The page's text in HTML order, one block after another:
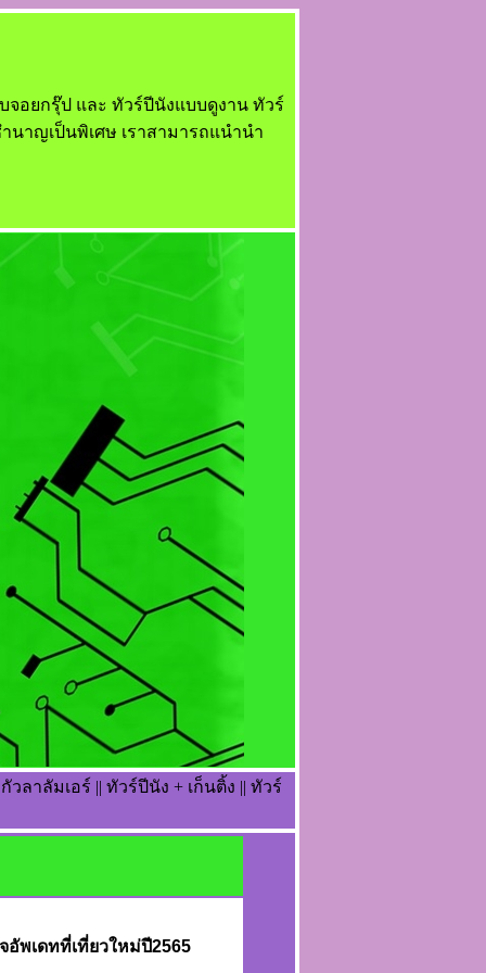
จอยกรุ๊ป และ ทัวร์ปีนังแบบดูงาน ทัวร์
นาญเป็นพิเศษ เราสามารถแนำนำ
ลาลัมเอร์ || ทัวร์ปีนัง + เก็นติ้ง || ทัวร์
อัพเดทที่เที่ยวใหม่ปี2565